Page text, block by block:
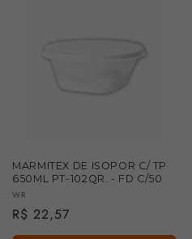
MARMITEX DE ISOPOR C/ TP
650ML PT-102QR. - FD C/50
Fornecedor:
WR
Preço
normal
R$ 22,57